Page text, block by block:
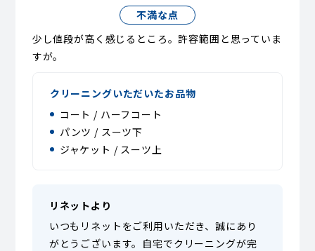
不満な点
少し値段が高く感じるところ。許容範囲と思っていま
すが。
クリーニングいただいたお品物
コート / ハーフコート
パンツ / スーツ下
ジャケット / スーツ上
リネットより
いつもリネットをご利用いただき、誠にあり
がとうございます。自宅でクリーニングが完